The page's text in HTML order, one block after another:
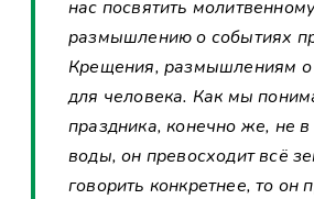
нас посвятить
размышлению о событиях
Крещения, размышлениям о
для человека. Как мы
праздника, конечно же, не
воды, он превосходит всё
говорить конкретнее, то он